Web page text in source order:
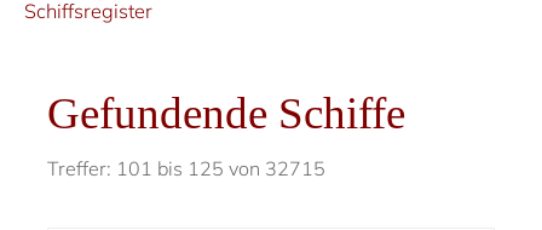
Schiffsregister
Gefundende Schiffe
Treffer: 101 bis 125 von 32715